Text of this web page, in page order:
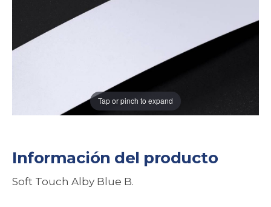
Tap or pinch to expand
Información del producto
Soft Touch Alby Blue B.